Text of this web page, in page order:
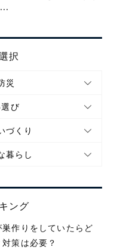
択
災
び
づくり
暮らし
ング
作りをしていたらど
策は必要？